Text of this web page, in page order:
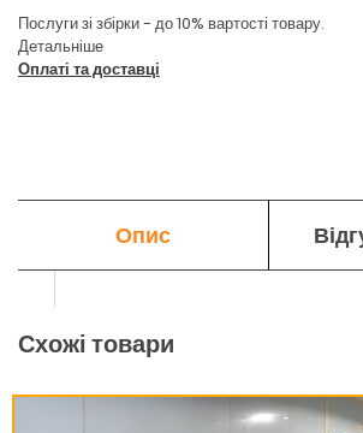
Послуги зі збірки - до 10% вартості товару.
Детальніше
Оплаті та доставці
Опис
Схожі товари